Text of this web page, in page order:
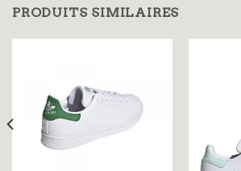
PRODUITS SIMILAIRES